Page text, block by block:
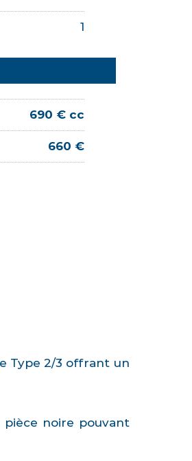
1
690 € cc
660 €
Type 2/3 offrant un
pièce noire pouvant